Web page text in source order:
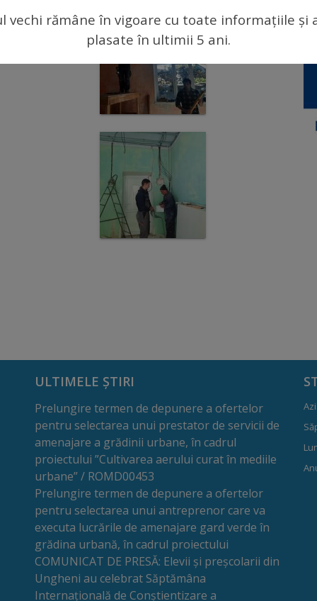
ULTIMELE ȘTIRI
Prelungire termen de depunere a ofertelor
pentru selectarea unui prestator de servicii de
amenajare a grădinii urbane, în cadrul
proiectului ”Cultivarea aerului curat în mediile
urbane” / ROMD00453
Prelungire termen de depunere a ofertelor
pentru selectarea unui antreprenor care va
executa lucrările de amenajare gard verde în
grădina urbană, în cadrul proiectului
COMUNICAT DE PRESĂ: Elevii și preșcolarii din
Ungheni au celebrat Săptămâna
Internațională de Conștientizare a
vechi rămâne în vigoare cu toate informațiile și
plasate în ultimii 5 ani.